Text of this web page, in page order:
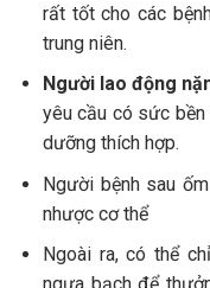
rất tốt cho các
trung niên.
Người lao động
yêu cầu có sức
dưỡng thích hợp.
Người bệnh sau
nhược cơ thể
Ngoài ra, có thể